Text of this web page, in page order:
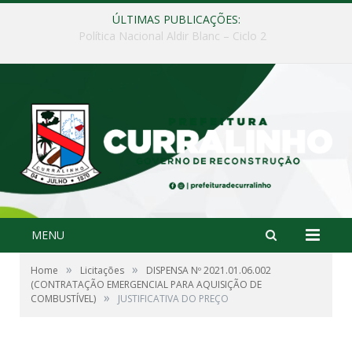
ÚLTIMAS PUBLICAÇÕES:
Política Nacional Aldir Blanc – PNAB
MENU
Home » Licitações »
DISPENSA Nº 2021.01.06.002
(CONTRATAÇÃO EMERGENCIAL PARA AQUISIÇÃO DE
COMBUSTÍVEL) » JUSTIFICATIVA DO PREÇO